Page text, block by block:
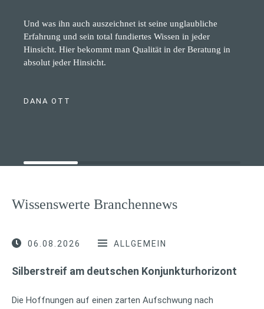
Und was ihn auch auszeichnet ist seine unglaubliche
Erfahrung und sein total fundiertes Wissen in jeder
Hinsicht. Hier bekommt man Qualität in der Beratung in
absolut jeder Hinsicht.
DANA OTT
Wissenswerte Branchennews
06.08.2026 ALLGEMEIN
Silberstreif am deutschen Konjunkturhorizont
Die Hoffnungen auf einen zarten Aufschwung nach